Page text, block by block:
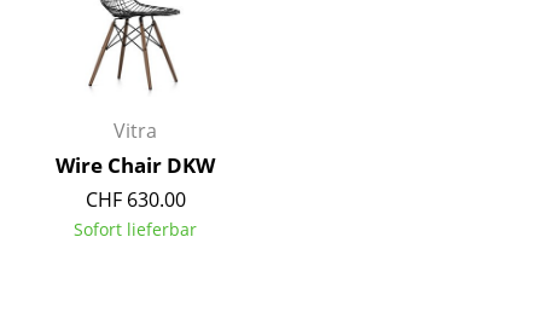
... alle Aufbewahrungsmöbel
Hängeleuchten & Deckenleuchten
Tischleuchten
Schreibtischleuchten
Vitra
Wire Chair DKW
CHF 630.00
Sofort lieferbar